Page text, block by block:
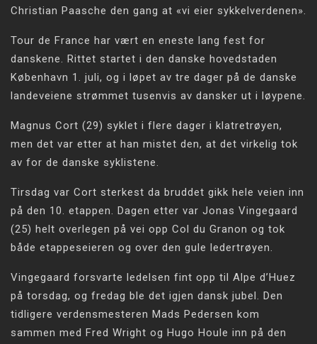
Christian Paasche den gang at «vi eier sykkelverdenen».
Tour de France har vært en eneste lang fest for
danskene. Rittet startet i den danske hovedstaden
København 1. juli, og i løpet av tre dager på de danske
landeveiene strømmet tusenvis av dansker ut i løypene.
Magnus Cort (29) syklet i flere dager i klatretrøyen,
men det var etter at han mistet den, at det virkelig tok
av for de danske syklistene.
Tirsdag var Cort sterkest da bruddet gikk hele veien inn
på den 10. etappen. Dagen etter var Jonas Vingegaard
(25) helt overlegen på vei opp Col du Granon og tok
både etappeseieren og over den gule ledertrøyen.
Vingegaard forsvarte ledelsen fint opp til Alpe d’Huez
på torsdag, og fredag ble det igjen dansk jubel. Den
tidligere verdensmesteren Mads Pedersen kom
sammen med Fred Wright og Hugo Houle inn på den